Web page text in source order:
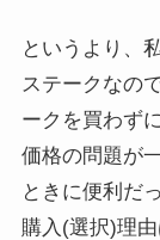
というより、
ステークなの
ークを買わず
価格の問題が
ときに便利だ
購入(選択)理